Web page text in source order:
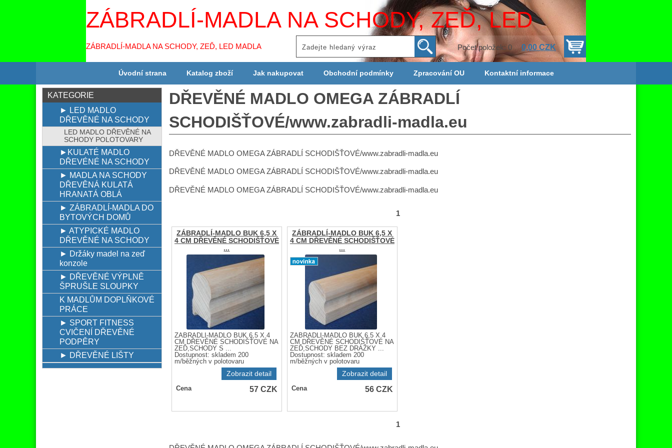
Počet položek: 0 0,00 CZK
ZÁBRADLÍ-MADLA NA SCHODY, ZEĎ, LED
ZÁBRADLÍ-MADLA NA SCHODY, ZEĎ, LED MADLA
Úvodní strana Katalog zboží Jak nakupovat Obchodní podmínky Zpracování OU Kontaktní informace
DŘEVĚNÉ MADLO OMEGA ZÁBRADLÍ
SCHODIŠŤOVÉ/www.zabradli-madla.eu
DŘEVĚNÉ MADLO OMEGA ZÁBRADLÍ SCHODIŠŤOVÉ/www.zabradli-madla.eu
DŘEVĚNÉ MADLO OMEGA ZÁBRADLÍ SCHODIŠŤOVÉ/www.zabradli-madla.eu
DŘEVĚNÉ MADLO OMEGA ZÁBRADLÍ SCHODIŠŤOVÉ/www.zabradli-madla.eu
1
ZÁBRADLÍ-MADLO BUK 6,5 X
4 CM DŘEVĚNÉ SCHODIŠŤOVÉ
...
ZÁBRADLÍ-MADLO BUK 6,5 X 4
CM DŘEVĚNÉ SCHODIŠŤOVÉ NA
ZEĎ,SCHODY S ...
Dostupnost: skladem 200
m/běžných v polotovaru
Zobrazit detail
Cena 57 CZK
ZÁBRADLÍ-MADLO BUK 6,5 X
4 CM DŘEVĚNÉ SCHODIŠŤOVÉ
...
ZÁBRADLÍ-MADLO BUK 6,5 X 4
CM DŘEVĚNÉ SCHODIŠŤOVÉ NA
ZEĎ,SCHODY BEZ DRÁŽKY ...
Dostupnost: skladem 200
m/běžných v polotovaru
Zobrazit detail
Cena 56 CZK
1
KATEGORIE
► LED MADLO
DŘEVĚNÉ NA SCHODY
LED MADLO DŘEVĚNÉ NA
SCHODY POLOTOVARY
►KULATÉ MADLO
DŘEVÉNÉ NA SCHODY
► MADLA NA SCHODY
DŘEVĚNÁ KULATÁ
HRANATÁ OBLÁ
► ZÁBRADLÍ-MADLA DO
BYTOVÝCH DOMŮ
► ATYPICKÉ MADLO
DŘEVĚNÉ NA SCHODY
► Držáky madel na zeď
konzole
► DŘEVĚNÉ VÝPLNĚ
ŠPRUŠLE SLOUPKY
K MADLŮM DOPLŇKOVÉ
PRÁCE
► SPORT FITNESS
CVIČENÍ DŘEVĚNÉ
PODPĚRY
► DŘEVĚNÉ LIŠTY